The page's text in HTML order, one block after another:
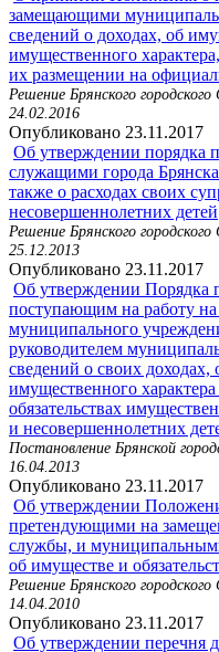
замещающими
сведений о доходах, об
имущественного
их размещении на
Решение Брянского
24.02.2016
Опубликовано 23.11.2017
Об утверждении порядка
служащими города
также о расходах своих
несовершеннолетних детей
Решение Брянского
25.12.2013
Опубликовано 23.11.2017
Об утверждении Порядка
поступающим на работу на
муниципального
руководителем
сведений о своих доходах,
имущественного
обязательствах
и несовершеннолетних
Постановление Брянской
16.04.2013
Опубликовано 23.11.2017
Об утверждении
претендующими на
службы, и
об имуществе и
Решение Брянского
14.04.2010
Опубликовано 23.11.2017
Об утверждении перечня